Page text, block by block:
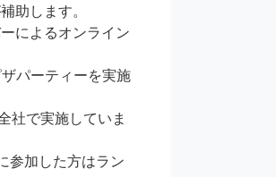
助します。
によるオンライン
パーティーを実施
社で実施していま
参加した方はラン